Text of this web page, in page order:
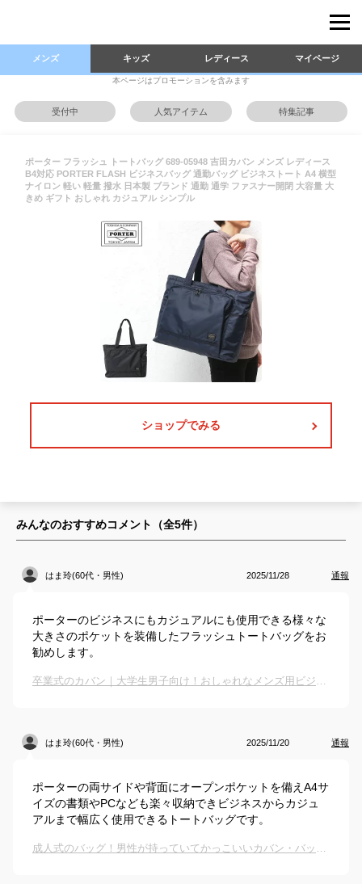
メンズ キッズ レディース マイページ
本ページはプロモーションを含みます
受付中 人気アイテム 特集記事
ポーター フラッシュ トートバッグ 689-05948 吉田カバン メンズ レディース
B4対応 PORTER FLASH ビジネスバッグ 通勤バッグ ビジネストート A4 横型
ナイロン 軽い 軽量 撥水 日本製 ブランド 通勤 通学 ファスナー開閉 大容量 大
きめ ギフト おしゃれ カジュアル シンプル
ショップでみる
みんなのおすすめコメント（全5件）
はま玲(60代・男性) 2025/11/28 通報
ポーターのビジネスにもカジュアルにも使用できる様々な
大きさのポケットを装備したフラッシュトートバッグをお
勧めします。
卒業式のカバン｜大学生男子向け！おしゃれなメンズ用ビジネスバッグやトートバッグなどのおすすめは？
はま玲(60代・男性) 2025/11/20 通報
ポーターの両サイドや背面にオープンポケットを備えA4サ
イズの書類やPCなども楽々収納できビジネスからカジュ
アルまで幅広く使用できるトートバッグです。
成人式のバッグ！男性が持っていてかっこいいカバン・バッグのおすすめは？